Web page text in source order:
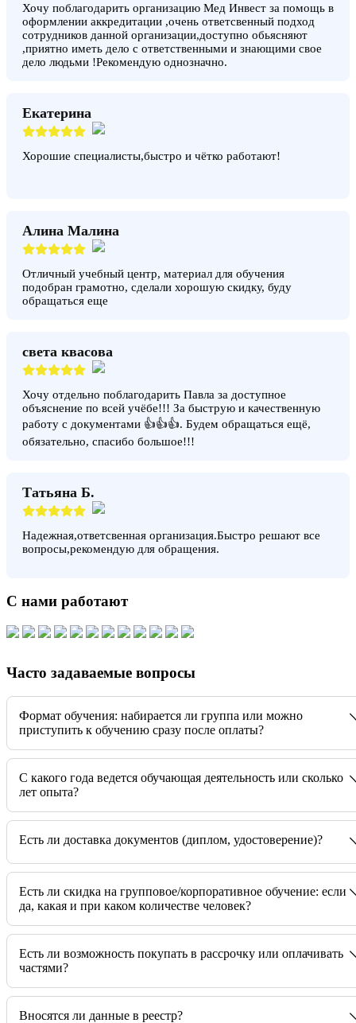
Хочу поблагодарить организацию Мед Инвест за помощь в
оформлении аккредитации ,очень ответсвенный подход
сотрудников данной организации,доступно обьясняют
,приятно иметь дело с ответственными и знающими свое
дело людьми !Рекомендую однозначно.
Екатерина
Хорошие специалисты,быстро и чётко работают!
Алина Малина
Отличный учебный центр, материал для обучения
подобран грамотно, сделали хорошую скидку, буду
обращаться еще
света квасова
Хочу отдельно поблагодарить Павла за доступное
объяснение по всей учёбе!!! За быструю и качественную
работу с документами 👍👍👍. Будем обращаться ещё,
обязательно, спасибо большое!!!
Татьяна Б.
Надежная,ответсвенная организация.Быстро решают все
вопросы,рекомендую для обращения.
С нами работают
Часто задаваемые вопросы
Формат обучения: набирается ли группа или можно
приступить к обучению сразу после оплаты?
C какого года ведется обучающая деятельность или сколько
лет опыта?
Есть ли доставка документов (диплом, удостоверение)?
Есть ли скидка на групповое/корпоративное обучение: если
да, какая и при каком количестве человек?
Есть ли возможность покупать в рассрочку или оплачивать
частями?
Вносятся ли данные в реестр?